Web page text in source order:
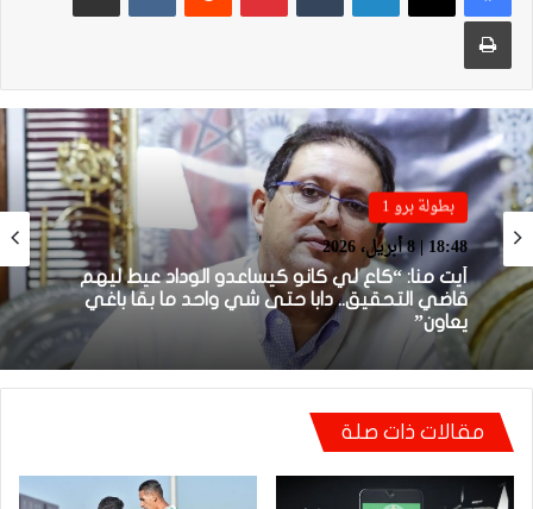
طباعة
بطولة برو 1
18:48 | 8 أبريل، 2026
أيت منا: “كاع لي كانو كيساعدو الوداد عيط ليهم
قاضي التحقيق.. دابا حتى شي واحد ما بقا باغي
يعاون”
بطولة برو 1
22:23 | 6 أبريل، 2026
توالي النتائج السلبية يلاحق الوداد الرياضي بعد
تعادل جديد أمام الدفاع الحسني الجديدي
مقالات ذات صلة